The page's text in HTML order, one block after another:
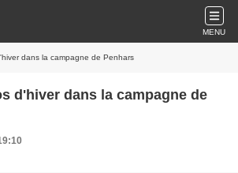
MENU
dans la campagne de Penhars
d'hiver dans la campagne de